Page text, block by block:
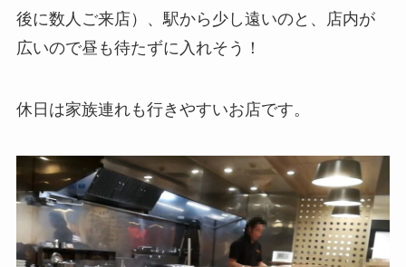
後に数人ご来店）、駅から少し遠いのと、店内が
広いので昼も待たずに入れそう！
休日は家族連れも行きやすいお店です。